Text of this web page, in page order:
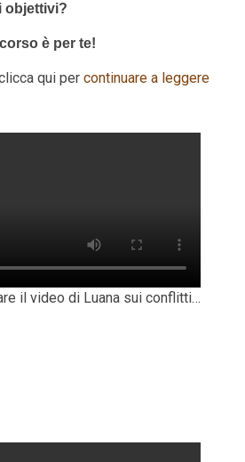
objettivi?
è per te!
qui per continuare a leggere
il video di Luana sui conflitti…